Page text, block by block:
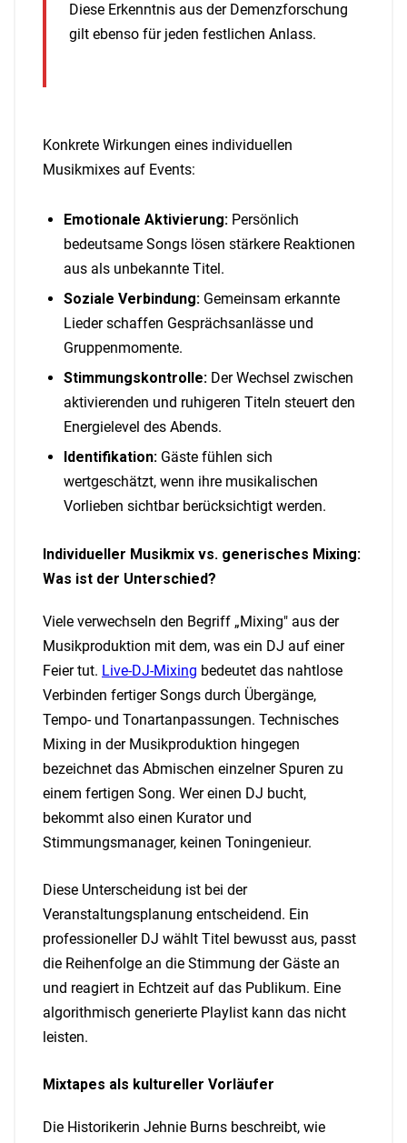
Diese Erkenntnis aus der Demenzforschung
gilt ebenso für jeden festlichen Anlass.
Konkrete Wirkungen eines individuellen
Musikmixes auf Events:
Emotionale Aktivierung: Persönlich
bedeutsame Songs lösen stärkere Reaktionen
aus als unbekannte Titel.
Soziale Verbindung: Gemeinsam erkannte
Lieder schaffen Gesprächsanlässe und
Gruppenmomente.
Stimmungskontrolle: Der Wechsel zwischen
aktivierenden und ruhigeren Titeln steuert den
Energielevel des Abends.
Identifikation: Gäste fühlen sich
wertgeschätzt, wenn ihre musikalischen
Vorlieben sichtbar berücksichtigt werden.
Individueller Musikmix vs. generisches Mixing:
Was ist der Unterschied?
Viele verwechseln den Begriff „Mixing" aus der
Musikproduktion mit dem, was ein DJ auf einer
Feier tut. Live-DJ-Mixing bedeutet das nahtlose
Verbinden fertiger Songs durch Übergänge,
Tempo- und Tonartanpassungen. Technisches
Mixing in der Musikproduktion hingegen
bezeichnet das Abmischen einzelner Spuren zu
einem fertigen Song. Wer einen DJ bucht,
bekommt also einen Kurator und
Stimmungsmanager, keinen Toningenieur.
Diese Unterscheidung ist bei der
Veranstaltungsplanung entscheidend. Ein
professioneller DJ wählt Titel bewusst aus, passt
die Reihenfolge an die Stimmung der Gäste an
und reagiert in Echtzeit auf das Publikum. Eine
algorithmisch generierte Playlist kann das nicht
leisten.
Mixtapes als kultureller Vorläufer
Die Historikerin Jehnie Burns beschreibt, wie